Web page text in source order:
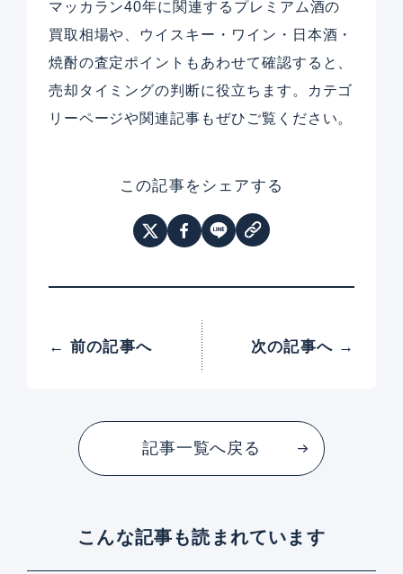
マッカラン40年に関連するプレミアム酒の
買取相場や、ウイスキー・ワイン・日本酒・
焼酎の査定ポイントもあわせて確認すると、
売却タイミングの判断に役立ちます。カテゴ
リーページや関連記事もぜひご覧ください。
この記事をシェアする
← 前の記事へ 次の記事へ →
記事一覧へ戻る
こんな記事も読まれています